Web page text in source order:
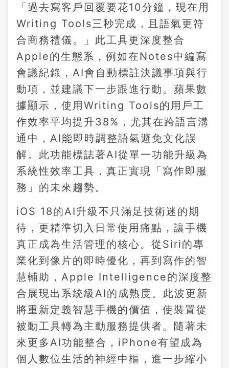
「過去寫客戶回覆要花10分鐘，現在用
Writing Tools三秒完成，且語氣更符
合商務禮儀。」此工具更深度整合
Apple的生態系，例如在Notes中編寫
會議紀錄，AI會自動標註決議事項與行
動項，並建議下一步跟進行動。蘋果數
據顯示，使用Writing Tools的用戶工
作效率平均提升38%，尤其在跨語言溝
通中，AI能即時調整語氣避免文化誤
解。此功能標誌著AI從單一功能升級為
系統性效率工具，真正實現「寫作即服
務」的未來趨勢。
iOS 18的AI升級不只滿足技術迷的期
待，更精準切入日常使用痛點，讓手機
真正成為生活管理的核心。從Siri的專
業化到像片的即時優化，再到寫作的智
慧輔助，Apple Intelligence的深度整
合展現出系統級AI的成熟度。此波更新
將重新定義智慧手機的價值，使裝置從
被動工具轉為主動服務提供者。隨著未
來更多AI功能整合，iPhone有望成為
個人數位生活的神經中樞，進一步縮小